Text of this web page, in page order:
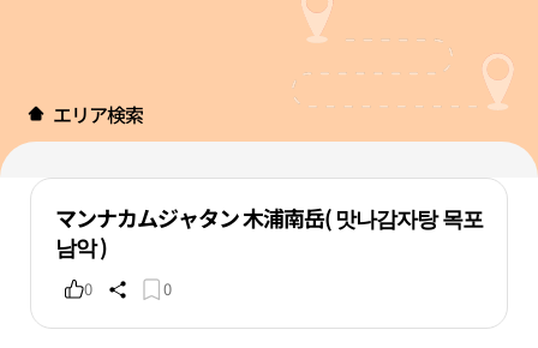
エリア検索
マンナカムジャタン 木浦南岳( 맛나감자탕 목포
남악 )
0 0